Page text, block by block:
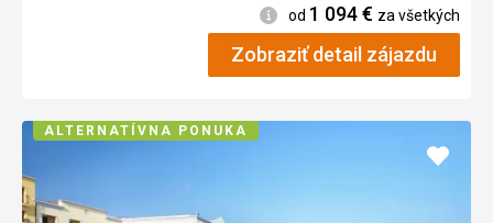
Informácie
od 1 094€ za všetkých
Zobraziť detail zájazdu
Pridať
ALTERNATÍVNA PONUKA